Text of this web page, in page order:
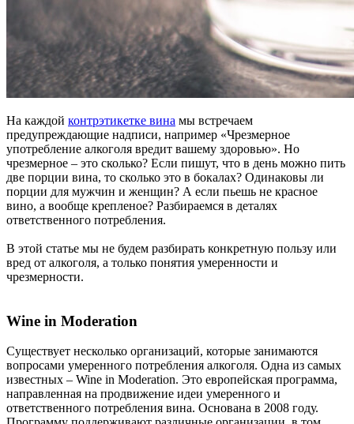
На каждой контрэтикетке вина мы встречаем
предупреждающие надписи, например «Чрезмерное
употребление алкоголя вредит вашему здоровью». Но
чрезмерное – это сколько? Если пишут, что в день можно пить
две порции вина, то сколько это в бокалах? Одинаковы ли
порции для мужчин и женщин? А если пьешь не красное
вино, а вообще крепленое? Разбираемcя в деталях
ответственного потребления.
В этой статье мы не будем разбирать конкретную пользу или
вред от алкоголя, а только понятия умеренности и
чрезмерности.
Wine in Moderation
Существует несколько организаций, которые занимаются
вопросами умеренного потребления алкоголя. Одна из самых
известных – Wine in Moderation. Это европейская программа,
направленная на продвижение идеи умеренного и
ответственного потребления вина. Основана в 2008 году.